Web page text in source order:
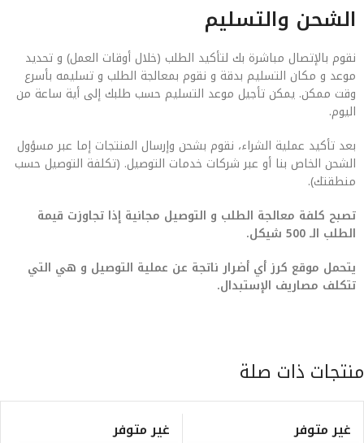
الشحن والتسليم
نقوم بالإتصال مباشرة بك لتأكيد الطلب (خلال أوقات العمل) و تحديد
موعد و مكان التسليم بدقة و نقوم بمعالجة الطلب و تسليمه بأسرع
وقت ممكن. يمكن تأجيل موعد التسليم حسب طلبك إلى أية ساعة من
اليوم.
بعد تأكيد عملية الشراء، نقوم بشحن وإرسال المنتجات إما عبر مسؤول
الشحن الخاص بنا أو عبر شركات خدمات التوصيل. (تكلفة التوصيل حسب
منطقتك).
تصبح كلفة معالجة الطلب و التوصيل مجانية إذا تجاوزت قيمة
الطلب الـ 500 شيكل.
يتحمل موقع كرز أي أضرار ناتجة عن عملية التوصيل و هي التي
تتكلف مصاريف الإستبدال.
منتجات ذات صلة
غير متوفر غير متوفر